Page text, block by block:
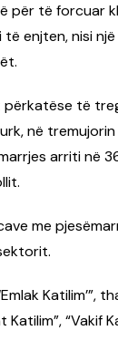
të forcuar
enjten, nisi
përkatëse të
në
arriti në
me
Katilim’”,
“Vakif